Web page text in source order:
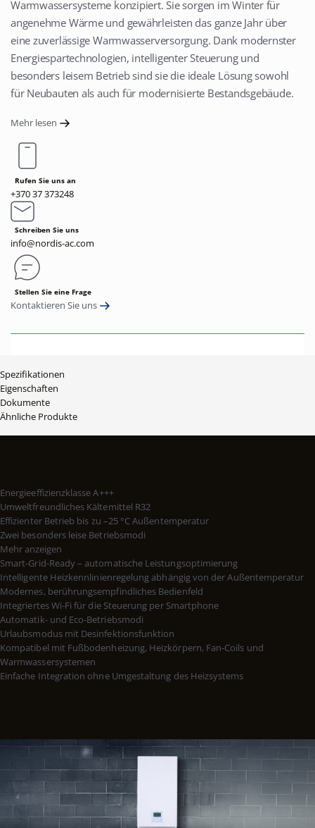
Warmwassersysteme konzipiert. Sie sorgen im Winter für
angenehme Wärme und gewährleisten das ganze Jahr über
eine zuverlässige Warmwasserversorgung. Dank modernster
Energiespartechnologien, intelligenter Steuerung und
besonders leisem Betrieb sind sie die ideale Lösung sowohl
für Neubauten als auch für modernisierte Bestandsgebäude.
Mehr lesen
Rufen Sie uns an
+370 37 373248
Schreiben Sie uns
info@nordis-ac.com
Stellen Sie eine Frage
Kontaktieren Sie uns
Spezifikationen
Eigenschaften
Dokumente
Ähnliche Produkte
Energieeffizienzklasse A+++
Umweltfreundliches Kältemittel R32
Effizienter Betrieb bis zu –25 °C Außentemperatur
Zwei besonders leise Betriebsmodi
Mehr anzeigen
Smart-Grid-Ready – automatische Leistungsoptimierung
Intelligente Heizkennlinienregelung abhängig von der Außentemperatur
Modernes, berührungsempfindliches Bedienfeld
Integriertes Wi-Fi für die Steuerung per Smartphone
Automatik- und Eco-Betriebsmodi
Urlaubsmodus mit Desinfektionsfunktion
Kompatibel mit Fußbodenheizung, Heizkörpern, Fan-Coils und
Warmwassersystemen
Einfache Integration ohne Umgestaltung des Heizsystems